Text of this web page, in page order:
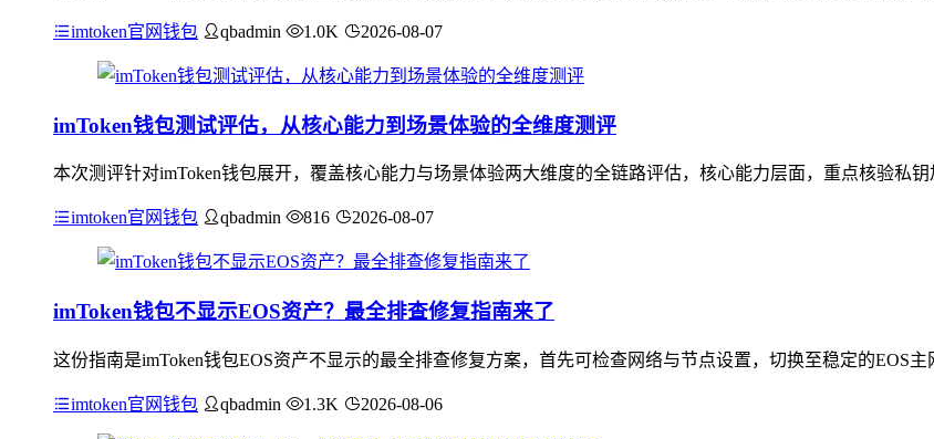
imtoken官网钱包 qbadmin 1.0K 2026-08-07
imToken钱包测试评估，从核心能力到场景体验的全维度测评
本次测评针对imToken钱包展开，覆盖核心能力与场景体验两大维度的全链路评估，核心能力层面，重点核验私
imtoken官网钱包 qbadmin 816 2026-08-07
imToken钱包不显示EOS资产？最全排查修复指南来了
这份指南是imToken钱包EOS资产不显示的最全排查修复方案，首先可检查网络与节点设置，切换至稳定的EOS
imtoken官网钱包 qbadmin 1.3K 2026-08-06